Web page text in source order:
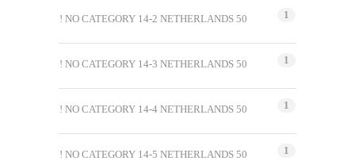
! NO CATEGORY 14-2 NETHERLANDS 50 1
! NO CATEGORY 14-3 NETHERLANDS 50 1
! NO CATEGORY 14-4 NETHERLANDS 50 1
! NO CATEGORY 14-5 NETHERLANDS 50 1